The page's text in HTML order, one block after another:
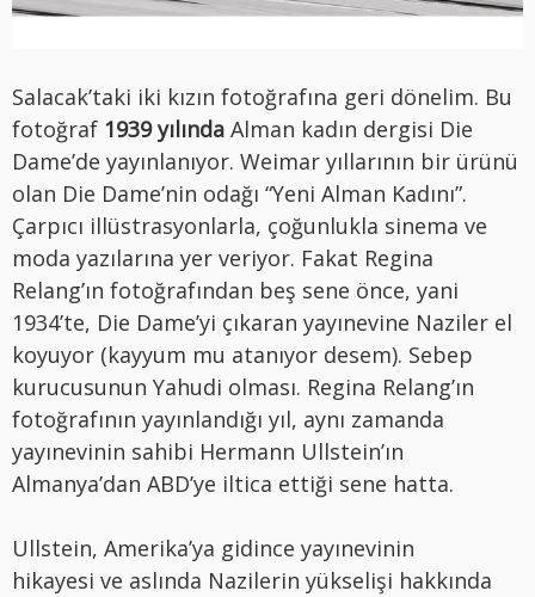
Salacak’taki iki kızın fotoğrafına geri dönelim. Bu
fotoğraf 1939 yılında Alman kadın dergisi Die
Dame’de yayınlanıyor. Weimar yıllarının bir ürünü
olan Die Dame’nin odağı “Yeni Alman Kadını”.
Çarpıcı illüstrasyonlarla, çoğunlukla sinema ve
moda yazılarına yer veriyor. Fakat Regina
Relang’ın fotoğrafından beş sene önce, yani
1934’te, Die Dame’yi çıkaran yayınevine Naziler el
koyuyor (kayyum mu atanıyor desem). Sebep
kurucusunun Yahudi olması. Regina Relang’ın
fotoğrafının yayınlandığı yıl, aynı zamanda
yayınevinin sahibi Hermann Ullstein’ın
Almanya’dan ABD’ye iltica ettiği sene hatta.
Ullstein, Amerika’ya gidince yayınevinin
hikayesi ve aslında Nazilerin yükselişi hakkında